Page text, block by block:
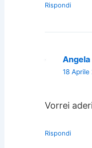
Rispondi
18 Aprile
Vorrei
Rispondi